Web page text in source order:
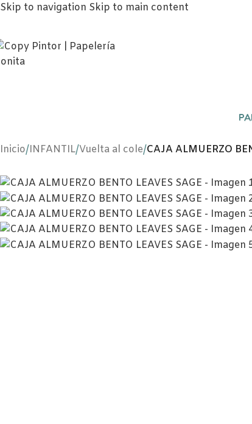
Skip to navigation Skip to main content
Inicio/INFANTIL/Vuelta al cole/CAJA ALMUERZO